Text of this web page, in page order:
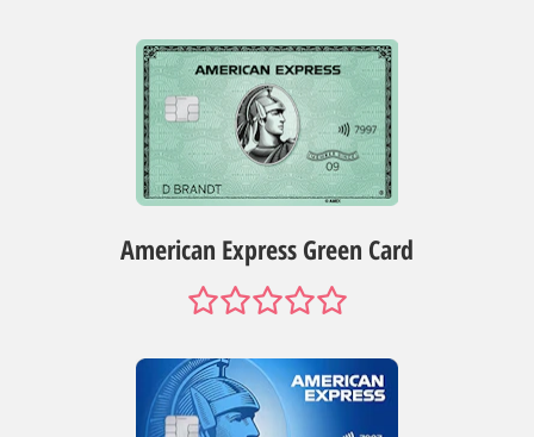
American Express Green Card